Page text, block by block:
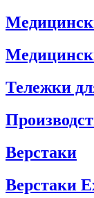
Тележки
Верстаки
Верстаки